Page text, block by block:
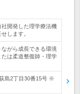
開発した理学療法機
します。
ながら成長できる環境
は柔道整復師・理学
島2丁目30番15号 ※